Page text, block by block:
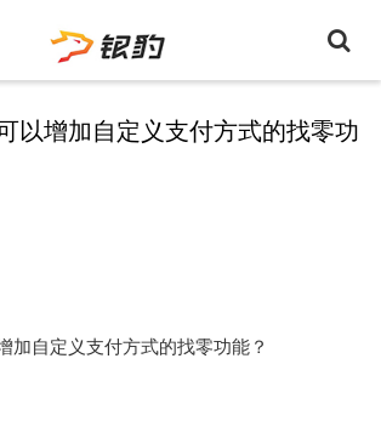
以增加自定义支付方式的找零功
加自定义支付方式的找零功能？